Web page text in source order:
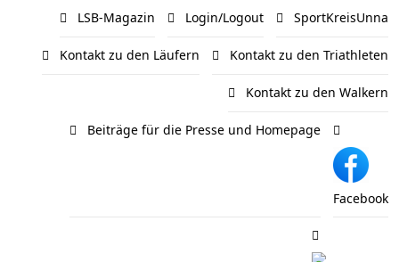
LSB-Magazin Login/Logout SportKreisUnna
Kontakt zu den Läufern Kontakt zu den Triathleten
Kontakt zu den Walkern
Beiträge für die Presse und Homepage
Facebook